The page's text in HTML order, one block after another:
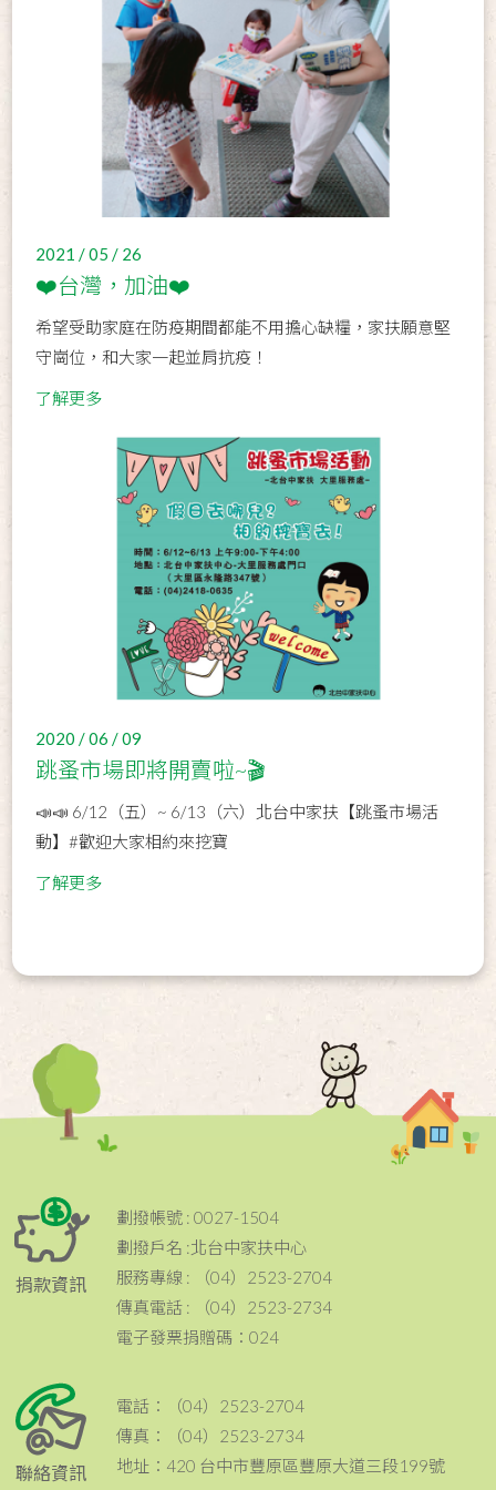
2021 / 05 / 26
❤️台灣，加油❤️
希望受助家庭在防疫期間都能不用擔心缺糧，家扶願意堅
守崗位，和大家一起並肩抗疫！
了解更多
2020 / 06 / 09
跳蚤市場即將開賣啦~🎬
📣📣 6/12（五）~ 6/13（六）北台中家扶【跳蚤市場活
動】#歡迎大家相約來挖寶
了解更多
捐款資訊
劃撥帳號 : 0027-1504
劃撥戶名 :北台中家扶中心
服務專線 : （04）2523-2704
傳真電話 : （04）2523-2734
電子發票捐贈碼：024
聯絡資訊
電話：（04）2523-2704
傳真：（04）2523-2734
地址：420 台中市豐原區豐原大道三段199號